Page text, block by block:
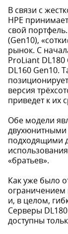
В связи с
HPE
свой
(Gen10),
рынок. С
ProLiant
DL160 Gen10.
версия
приведет к их
Обе модели
двухюнитными
подходящими
«братьев».
Как уже было
и, в целом,
Серверы
доступны